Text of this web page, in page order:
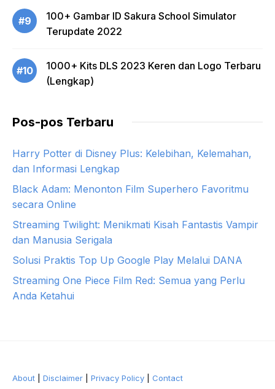
#9
100+ Gambar ID Sakura School Simulator
Terupdate 2022
#10
1000+ Kits DLS 2023 Keren dan Logo Terbaru
(Lengkap)
Pos-pos Terbaru
Harry Potter di Disney Plus: Kelebihan, Kelemahan,
dan Informasi Lengkap
Black Adam: Menonton Film Superhero Favoritmu
secara Online
Streaming Twilight: Menikmati Kisah Fantastis Vampir
dan Manusia Serigala
Solusi Praktis Top Up Google Play Melalui DANA
Streaming One Piece Film Red: Semua yang Perlu
Anda Ketahui
About Disclaimer Privacy Policy Contact